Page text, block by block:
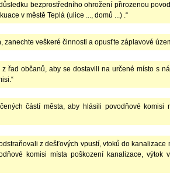
bezprostředního ohrožení přirozenou
v městě Teplá (ulice ..., domů ...) .“
zanechte veškeré činnosti a opusťte záplavové
z řad občanů, aby se dostavili na určené místo s
částí města, aby hlásili povodňové komisi
z dešťových vpustí, vtoků do
komisi místa poškození kanalizace,